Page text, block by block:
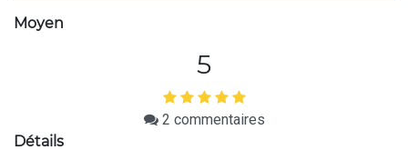
Moyen
5
2 commentaires
Détails